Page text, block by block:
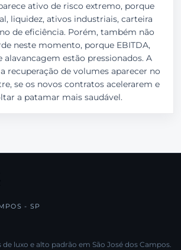
ativo de risco extremo, porque
liquidez, ativos industriais, carteira
de eficiência. Porém, também não
neste momento, porque EBITDA,
estão pressionados. A
recuperação de volumes aparecer no
se os novos contratos acelerarem e
a patamar mais saudável.
- SP
luxo e alto padrão em São José dos Campos.